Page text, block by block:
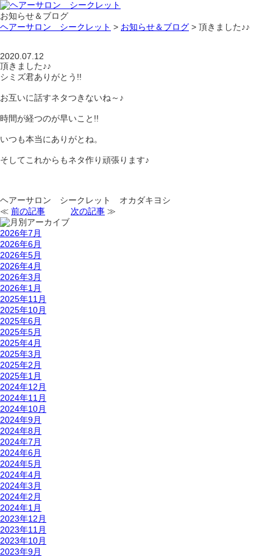
お知らせ＆ブログ
ヘアーサロン シークレット > お知らせ＆ブログ > 頂きました♪♪
2020.07.12
頂きました♪♪
シミズ君ありがとう!!
お互いに話すネタつきないね～♪
時間が経つのが早いこと!!
いつも本当にありがとね。
そしてこれからもネタ作り頑張ります♪
ヘアーサロン シークレット オカダキヨシ
≪ 前の記事 次の記事 ≫
2026年7月
2026年6月
2026年5月
2026年4月
2026年3月
2026年1月
2025年11月
2025年10月
2025年6月
2025年5月
2025年4月
2025年3月
2025年2月
2025年1月
2024年12月
2024年11月
2024年10月
2024年9月
2024年8月
2024年7月
2024年6月
2024年5月
2024年4月
2024年3月
2024年2月
2024年1月
2023年12月
2023年11月
2023年10月
2023年9月